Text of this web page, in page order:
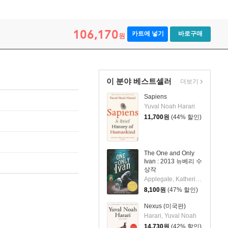
106,170원 카트에 넣기 바로구매
이 분야 베스트셀러
Sapiens
Yuval Noah Harari
11,700원 (44% 할인)
The One and Only
Ivan : 2013 뉴베리 수
상작
Applegate, Katherine / Castelao, Patricia
8,100원 (47% 할인)
Nexus (미국판)
Harari, Yuval Noah
14,730원 (42% 할인)
더보기